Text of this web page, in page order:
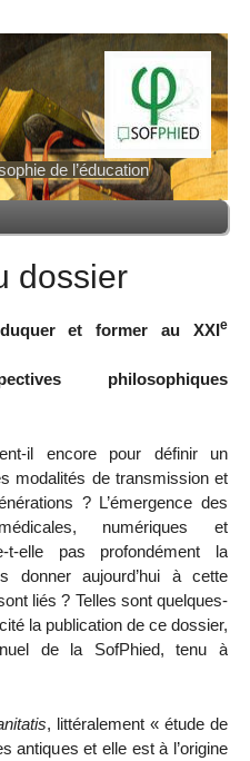
de l’éducation
dossier
et former au XXIe
philosophiques
il encore pour définir un
modalités de transmission et
? L’émergence des
numériques et
t-elle pas profondément la
donner aujourd’hui à cette
liés ? Telles sont quelques-
la publication de ce dossier,
de la SofPhied, tenu à
, littéralement « étude de
antiques et elle est à l’origine